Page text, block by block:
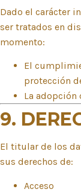
Dado el carácter
ser tratados en
momento:
El
protección
La adopción
9.
El titular de los
sus derechos de:
Acceso